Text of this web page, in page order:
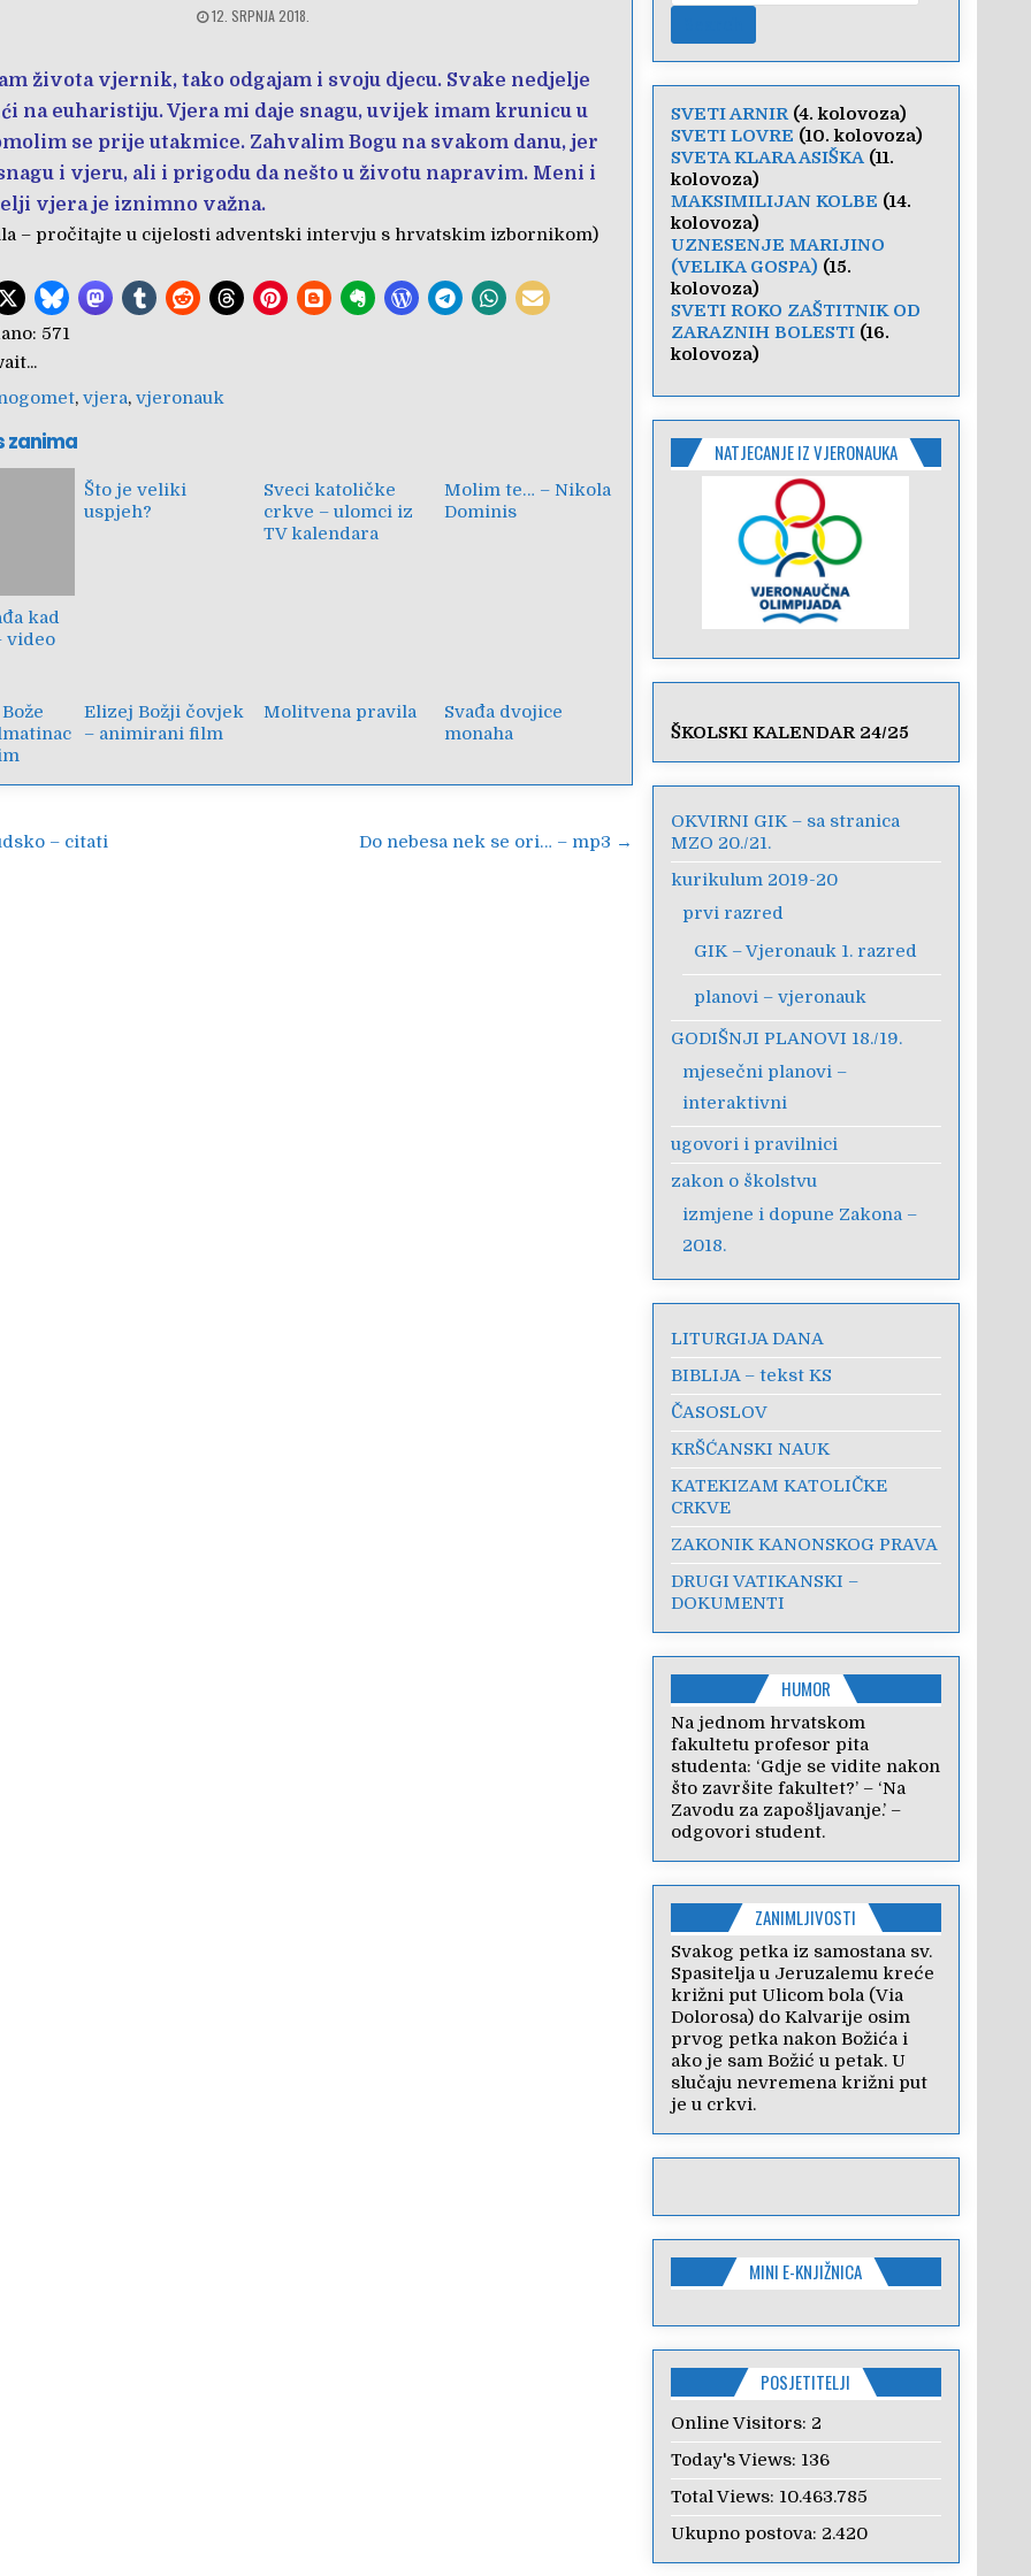
12. SRPNJA 2018.
života vjernik, tako odgajam i svoju djecu. Svake nedjelje
na euharistiju. Vjera mi daje snagu, uvijek imam krunicu u
se prije utakmice. Zahvalim Bogu na svakom danu, jer
i vjeru, ali i prigodu da nešto u životu napravim. Meni i
vjera je iznimno važna.
– pročitajte u cijelosti adventski intervju s hrvatskim izbornikom)
571
,vjera,vjeronauk
zanima
kad
video
Što je veliki
uspjeh?
Sveci katoličke
crkve – ulomci iz
TV kalendara
Molim te… – Nikola
Dominis
Elizej Božji čovjek
– animirani film
Molitvena pravila
Svađa dvojice
monaha
– citati Do nebesa nek se ori… – mp3 →
SVETI ARNIR(4. kolovoza)
SVETI LOVRE (10. kolovoza)
SVETA KLARA ASIŠKA(11.
kolovoza)
MAKSIMILIJAN KOLBE (14.
kolovoza)
UZNESENJE MARIJINO
(VELIKA GOSPA) (15.
kolovoza)
SVETI ROKO ZAŠTITNIK OD
ZARAZNIH BOLESTI(16.
kolovoza)
NATJECANJE IZ VJERONAUKA
ŠKOLSKI KALENDAR 24/25
OKVIRNI GIK – sa stranica
MZO 20./21.
kurikulum 2019-20
prvi razred
GIK – Vjeronauk 1. razred
planovi – vjeronauk
GODIŠNJI PLANOVI 18./19.
mjesečni planovi –
interaktivni
ugovori i pravilnici
zakon o školstvu
izmjene i dopune Zakona –
2018.
LITURGIJA DANA
BIBLIJA – tekst KS
ČASOSLOV
KRŠĆANSKI NAUK
KATEKIZAM KATOLIČKE
CRKVE
ZAKONIK KANONSKOG PRAVA
DRUGI VATIKANSKI –
DOKUMENTI
HUMOR
Na jednom hrvatskom
fakultetu profesor pita
studenta: ‘Gdje se vidite nakon
što završite fakultet?’ – ‘Na
Zavodu za zapošljavanje.’ –
odgovori student.
ZANIMLJIVOSTI
Svakog petka iz samostana sv.
Spasitelja u Jeruzalemu kreće
križni put Ulicom bola (Via
Dolorosa) do Kalvarije osim
prvog petka nakon Božića i
ako je sam Božić u petak. U
slučaju nevremena križni put
je u crkvi.
MINI E-KNJIŽNICA
POSJETITELJI
Online Visitors: 2
Today's Views: 136
Total Views: 10.463.785
Ukupno postova: 2.420